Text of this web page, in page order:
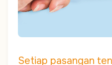
Setiap pasangan